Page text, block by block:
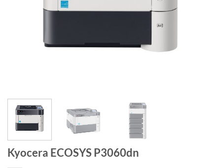
Kyocera ECOSYS P3060dn